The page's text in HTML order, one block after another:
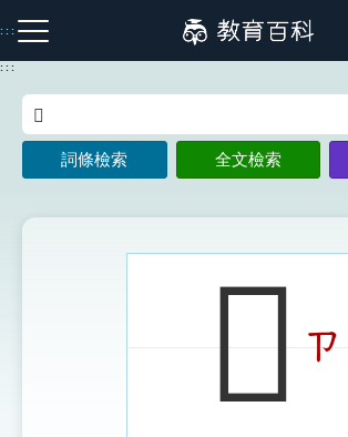
到
主
:::
注音索引圖示 筆畫索引圖示
:::
詞條檢索 全文檢索
𣢃ㄗ